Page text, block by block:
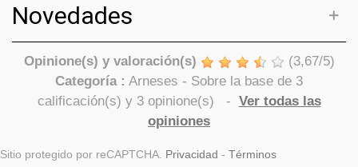
Novedades
Opinione(s) y valoración(s) (3,67/5)
Categoría : Arneses - Sobre la base de 3
calificación(s) y 3opinione(s) - Ver todas las
opiniones
Sitio protegido por reCAPTCHA. Privacidad - Términos